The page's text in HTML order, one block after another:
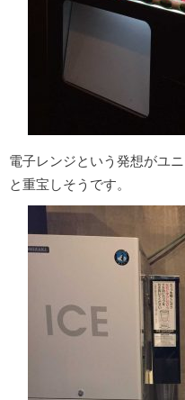
電子レンジという発想がユ
と重宝しそうです。